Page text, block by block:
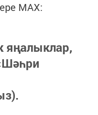
MАХ:
яңалыклар,